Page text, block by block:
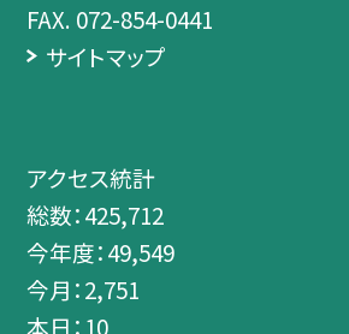
FAX. 072-854-0441
サイトマップ
アクセス統計
総数：425,712
今年度：49,549
今月：2,751
本日： 10